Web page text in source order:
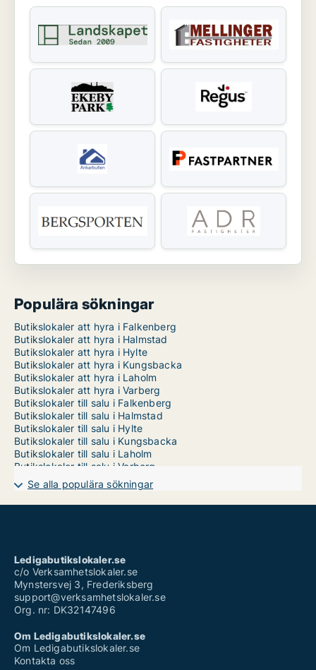
Populära sökningar
Butikslokaler att hyra i Falkenberg
Butikslokaler att hyra i Halmstad
Butikslokaler att hyra i Hylte
Butikslokaler att hyra i Kungsbacka
Butikslokaler att hyra i Laholm
Butikslokaler att hyra i Varberg
Butikslokaler till salu i Falkenberg
Butikslokaler till salu i Halmstad
Butikslokaler till salu i Hylte
Butikslokaler till salu i Kungsbacka
Butikslokaler till salu i Laholm
Butikslokaler till salu i Varberg
Se alla populära sökningar
Ledigabutikslokaler.se
c/o Verksamhetslokaler.se
Mynstersvej 3, Frederiksberg
support@verksamhetslokaler.se
Org. nr: DK32147496
Om Ledigabutikslokaler.se
Om Ledigabutikslokaler.se
Kontakta oss